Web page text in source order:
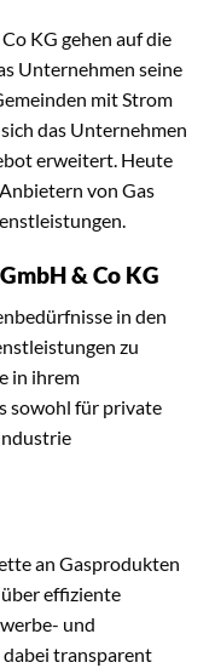
KG gehen auf die
Unternehmen seine
mit Strom
das Unternehmen
erweitert. Heute
von Gas
& Co KG
in den
zu
in ihrem
sowohl für private
an Gasprodukten
effiziente
und
transparent